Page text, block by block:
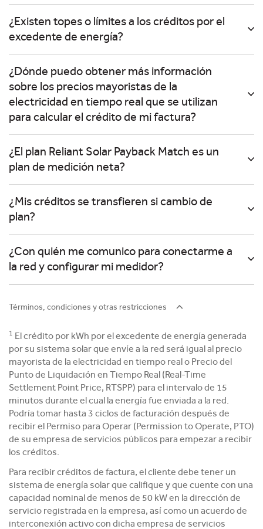
¿Existen topes o límites a los créditos por el
excedente de energía?
¿Dónde puedo obtener más información
sobre los precios mayoristas de la
electricidad en tiempo real que se utilizan
para calcular el crédito de mi factura?
¿El plan Reliant Solar Payback Match es un
plan de medición neta?
¿Mis créditos se transfieren si cambio de
plan?
¿Con quién me comunico para conectarme a
la red y configurar mi medidor?
Términos, condiciones y otras restricciones
1
El crédito por kWh por el excedente de energía generada
por su sistema solar que envíe a la red será igual al precio
mayorista de la electricidad en tiempo real o Precio del
Punto de Liquidación en Tiempo Real (Real-Time
Settlement Point Price, RTSPP) para el intervalo de 15
minutos durante el cual la energía fue enviada a la red.
Podría tomar hasta 3 ciclos de facturación después de
recibir el Permiso para Operar (Permission to Operate, PTO)
de su empresa de servicios públicos para empezar a recibir
los créditos.
Para recibir créditos de factura, el cliente debe tener un
sistema de energía solar que califique y que cuente con una
capacidad nominal de menos de 50 kW en la dirección de
servicio registrada en la empresa, así como un acuerdo de
interconexión activo con dicha empresa de servicios